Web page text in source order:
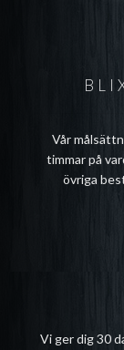
Vår
timmar på
övriga
Vi ger dig 30